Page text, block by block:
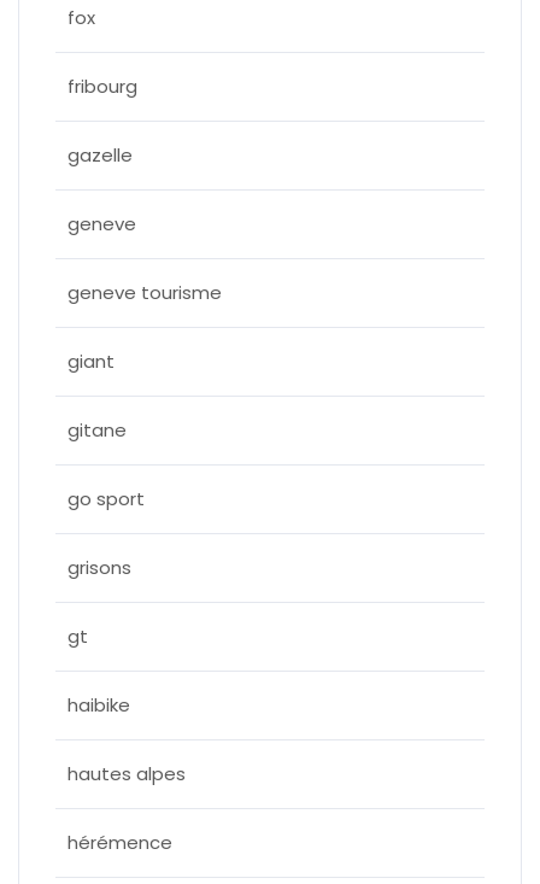
fox
fribourg
gazelle
geneve
geneve tourisme
giant
gitane
go sport
grisons
gt
haibike
hautes alpes
hérémence